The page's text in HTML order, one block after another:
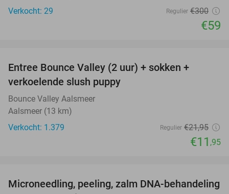
Verkocht: 29
Regulier €300
€59
Entree Bounce Valley (2 uur) + sokken +
verkoelende slush puppy
Bounce Valley Aalsmeer
Aalsmeer (13 km)
Verkocht: 1.379
Regulier €21,95
€11 ,95
50%
Microneedling, peeling, zalm DNA-behandeling